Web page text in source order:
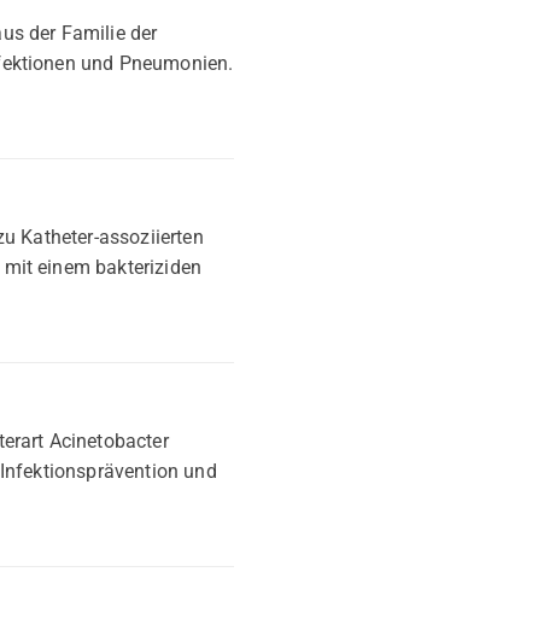
der Familie der
und Pneumonien.
Katheter-assoziierten
einem bakteriziden
Acinetobacter
und